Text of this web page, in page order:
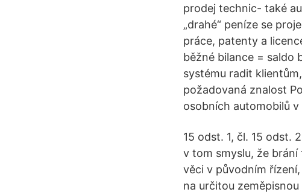
prodej technic- také
„drahé“ peníze se
práce, patenty a
běžné bilance = saldo
systému radit
požadovaná znalost
osobních automobilů
15 odst. 1, čl. 15 odst.
v tom smyslu, že
věci v původním
na určitou